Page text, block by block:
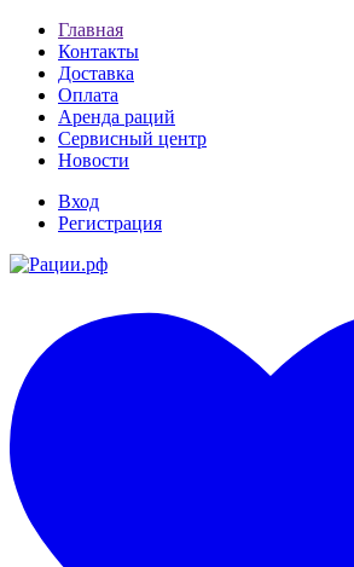
Главная
Контакты
Доставка
Оплата
Аренда раций
Сервисный центр
Новости
Вход
Регистрация